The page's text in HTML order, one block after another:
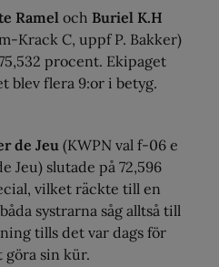
Ramel och Buriel K.H
Krack C, uppf P. Bakker)
procent. Ekipaget
blev flera 9:or i betyg.
de Jeu (KWPN val f-06 e
Jeu) slutade på 72,596
vilket räckte till en
systrarna såg alltså till
tills det var dags för
göra sin kür.